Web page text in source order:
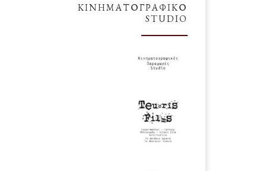
ΚΙΝΗΜΑΤΟΓΡΑΦΙΚΌ
STUDIO